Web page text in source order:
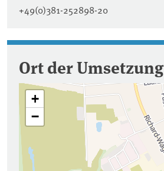
+49(0)381-252898-20
Ort der Umsetzung
+
−